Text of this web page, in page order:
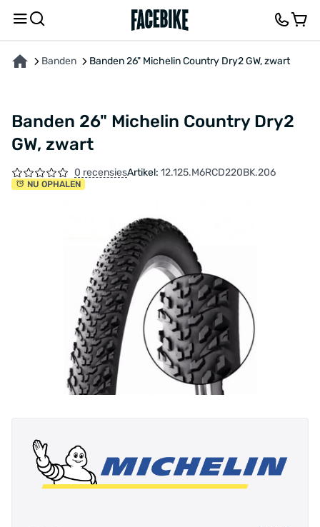
Banden Banden 26" Michelin Country Dry2 GW, zwart
Banden 26" Michelin Country Dry2
GW, zwart
0 recensiesArtikel: 12.125.M6RCD220BK.206
NU OPHALEN
OVER HET PRODUCT KENMERKENFEEDBACK EN VRAGEN